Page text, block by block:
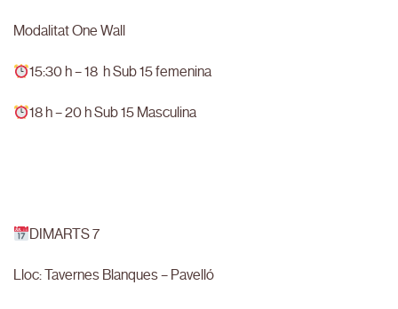
Modalitat One Wall
15:30 h – 18 h Sub 15 femenina
18 h – 20 h Sub 15 Masculina
DIMARTS 7
Lloc: Tavernes Blanques – Pavelló